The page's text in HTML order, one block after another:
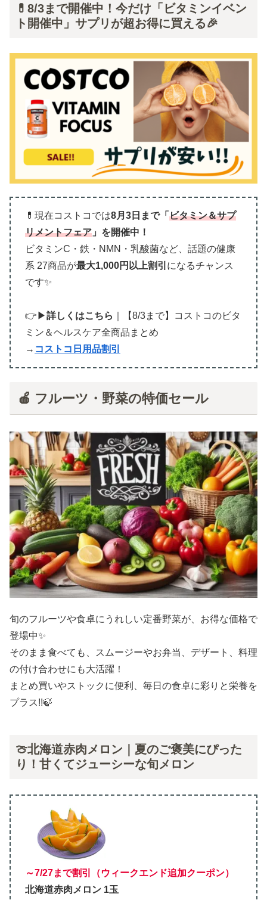
💊8/3まで開催中！今だけ「ビタミンイベン
ト開催中」サプリが超お得に買える🎉
💊現在コストコでは8月3日まで「 ビタミン＆サプ
リメントフェア 」 を開催中！
ビタミンC・鉄・NMN・乳酸菌など、話題の健康
系 27商品が最大1,000円以上割引 になるチャンス
です✨
👉▶詳しくはこちら
｜【8/3まで】コストコのビタ
ミン＆ヘルスケア全商品まとめ
→ コストコ日用品割引
🍎 フルーツ・野菜の特価セール
旬のフルーツや食卓にうれしい定番野菜が、お得な価格で
登場中✨
そのまま食べても、スムージーやお弁当、デザート、料理
の付け合わせにも大活躍！
まとめ買いやストックに便利、毎日の食卓に彩りと栄養を
プラス!!🍃
🍈北海道赤肉メロン｜夏のご褒美にぴった
り！甘くてジューシーな旬メロン
～7/27まで割引（ウィークエンド追加クーポン）
北海道赤肉メロン 1玉